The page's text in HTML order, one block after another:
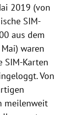
2019 (von
SIM-
aus dem
waren
SIM-Karten
Von
meilenweit